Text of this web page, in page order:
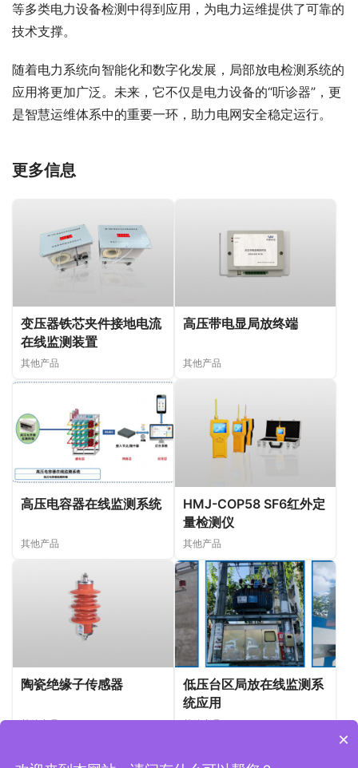
等多类电力设备检测中得到应用，为电力运维提供了可靠的
技术支撑。
随着电力系统向智能化和数字化发展，局部放电检测系统的
应用将更加广泛。未来，它不仅是电力设备的“听诊器”，更
是智慧运维体系中的重要一环，助力电网安全稳定运行。
更多信息
变压器铁芯夹件接地电流
在线监测装置
其他产品
高压带电显局放终端
其他产品
高压电容器在线监测系统
其他产品
HMJ-COP58 SF6红外定
量检测仪
其他产品
陶瓷绝缘子传感器
其他产品
低压台区局放在线监测系
统应用
其他产品
×